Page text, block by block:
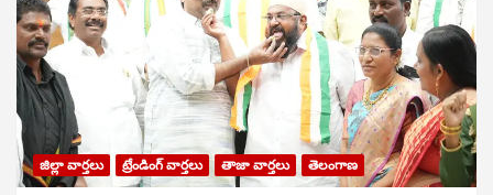
జిల్లా వార్తలు ట్రేండింగ్ వార్తలు తాజా వార్తలు తెలంగాణ